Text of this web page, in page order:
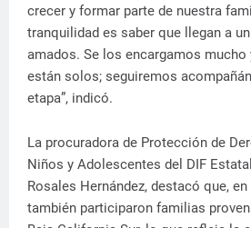
crecer y formar parte de nuestra
tranquilidad es saber que llegan a
amados. Se los encargamos mucho
están solos; seguiremos
etapa”, indicó.
La procuradora de Protección de
Niños y Adolescentes del DIF
Rosales Hernández, destacó que,
también participaron familias